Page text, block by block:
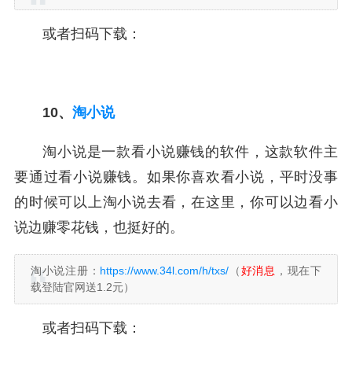
或者扫码下载：
10、 淘小说
淘小说是一款看小说赚钱的软件，这款软件主
要通过看小说赚钱。如果你喜欢看小说，平时没事
的时候可以上淘小说去看，在这里，你可以边看小
说边赚零花钱，也挺好的。
淘小说注册： https://www.34l.com/h/txs/ （好消息 ，现在下
载登陆官网送1.2元）
或者扫码下载：